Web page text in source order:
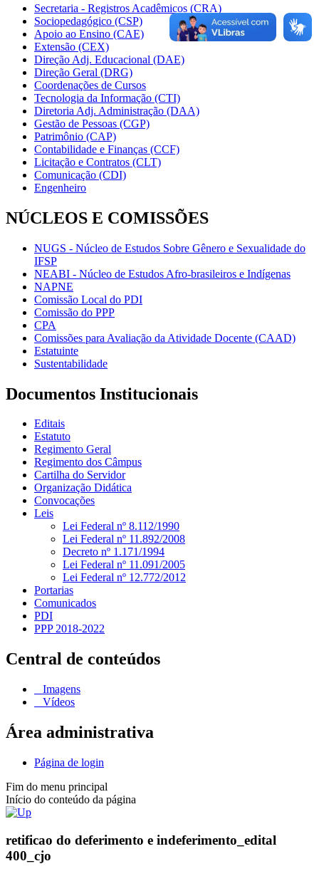
Secretaria - Registros Acadêmicos (CRA)
Sociopedagógico (CSP)
Apoio ao Ensino (CAE)
Extensão (CEX)
Direção Adj. Educacional (DAE)
Direção Geral (DRG)
Coordenações de Cursos
Tecnologia da Informação (CTI)
Diretoria Adj. Administração (DAA)
Gestão de Pessoas (CGP)
Patrimônio (CAP)
Contabilidade e Finanças (CCF)
Licitação e Contratos (CLT)
Comunicação (CDI)
Engenheiro
NÚCLEOS E COMISSÕES
NUGS - Núcleo de Estudos Sobre Gênero e Sexualidade do
IFSP
NEABI - Núcleo de Estudos Afro-brasileiros e Indígenas
NAPNE
Comissão Local do PDI
Comissão do PPP
CPA
Comissões para Avaliação da Atividade Docente (CAAD)
Estatuinte
Sustentabilidade
Documentos Institucionais
Editais
Estatuto
Regimento Geral
Regimento dos Câmpus
Cartilha do Servidor
Organização Didática
Convocações
Leis
Lei Federal nº 8.112/1990
Lei Federal nº 11.892/2008
Decreto nº 1.171/1994
Lei Federal nº 11.091/2005
Lei Federal nº 12.772/2012
Portarias
Comunicados
PDI
PPP 2018-2022
Central de conteúdos
Imagens
Vídeos
Área administrativa
Página de login
Fim do menu principal
Início do conteúdo da página
retificao do deferimento e indeferimento_edital
400_cjo